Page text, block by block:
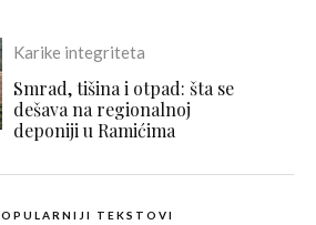
Karike integriteta
Smrad, tišina i otpad: šta se
dešava na regionalnoj
deponiji u Ramićima
TEKSTOVI